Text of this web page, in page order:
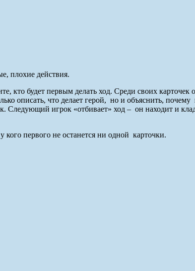
плохие действия.
будет первым делать ход. Среди своих карточек
описать, что делает герой, но и объяснить, почему
Следующий игрок «отбивает» ход – он находит и
первого не останется ни одной карточки.